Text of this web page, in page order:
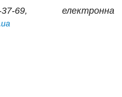
69, електронна